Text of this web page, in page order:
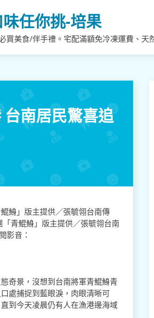
任你挑-培果
美食/伴手禮。宅配滿額免冷凍運費、天
南居民驚喜追
鯓」版主提供／張毓翎台南傳
青鯤鯓」版主提供／張毓翎台南
影音：
奇景，沒想到台南將軍青鯤鯓青
處捕捉到藍眼淚，肉眼清晰可
到今天凌晨仍有人在漁港邊海域